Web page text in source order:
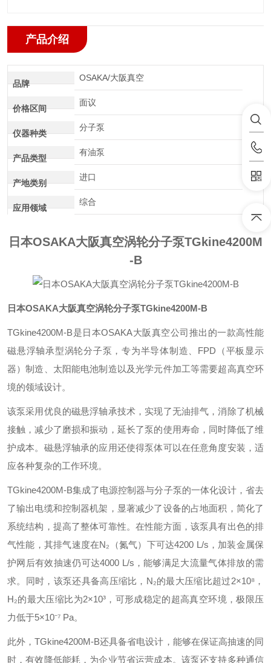
产品介绍
品牌
OSAKA/大阪真空
价格区间
面议
仪器种类
分子泵
产品类型
有油泵
产地类别
进口
应用领域
综合
日本OSAKA大阪真空涡轮分子泵TGkine4200M
-B
日本OSAKA大阪真空涡轮分子泵TGkine4200M-B
TGkine4200M-B是日本OSAKA大阪真空公司推出的一款高性能
磁悬浮轴承型涡轮分子泵，专为半导体制造、FPD（平板显示
器）制造、太阳能电池制造以及光学元件加工等需要超高真空环
境的领域设计。
该泵采用优良的磁悬浮轴承技术，实现了无油排气，消除了机械
接触，减少了磨损和振动，延长了泵的使用寿命，同时降低了维
护成本。磁悬浮轴承的应用还使得泵体可以在任意角度安装，适
应各种复杂的工作环境。
TGkine4200M-B集成了电源控制器与分子泵的一体化设计，省去
了输出电缆和控制器机架，显著减少了设备的占地面积，简化了
系统结构，提高了整体可靠性。在性能方面，该泵具有出色的排
气性能，其排气速度在N₂（氮气）下可达4200 L/s，加装金属保
护网后有效抽速仍可达4000 L/s，能够满足大流量气体排放的需
求。同时，该泵还具备高压缩比，N₂的最大压缩比超过2×10⁸，
H₂的最大压缩比为2×10³，可形成稳定的超高真空环境，极限压
力低于5×10⁻⁷ Pa。
此外，TGkine4200M-B还具备省电设计，能够在保证高抽速的同
时，有效降低能耗，为企业节省运营成本。该泵还支持多种通信